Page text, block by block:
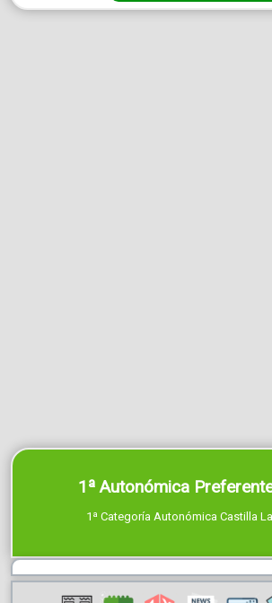
1ª Autonómica
1ª Categoría Autonómica Castilla